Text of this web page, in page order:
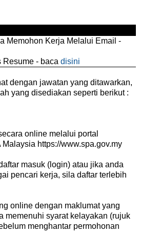
Memohon Kerja Melalui Email -
Resume - bacadisini
dengan jawatan yang ditawarkan,
yang disediakan seperti berikut :
online melalui portal
https://www.spa.gov.my
masuk (login) atau jika anda
pencari kerja, sila daftar terlebih
online dengan maklumat yang
memenuhi syarat kelayakan (rujuk
menghantar permohonan